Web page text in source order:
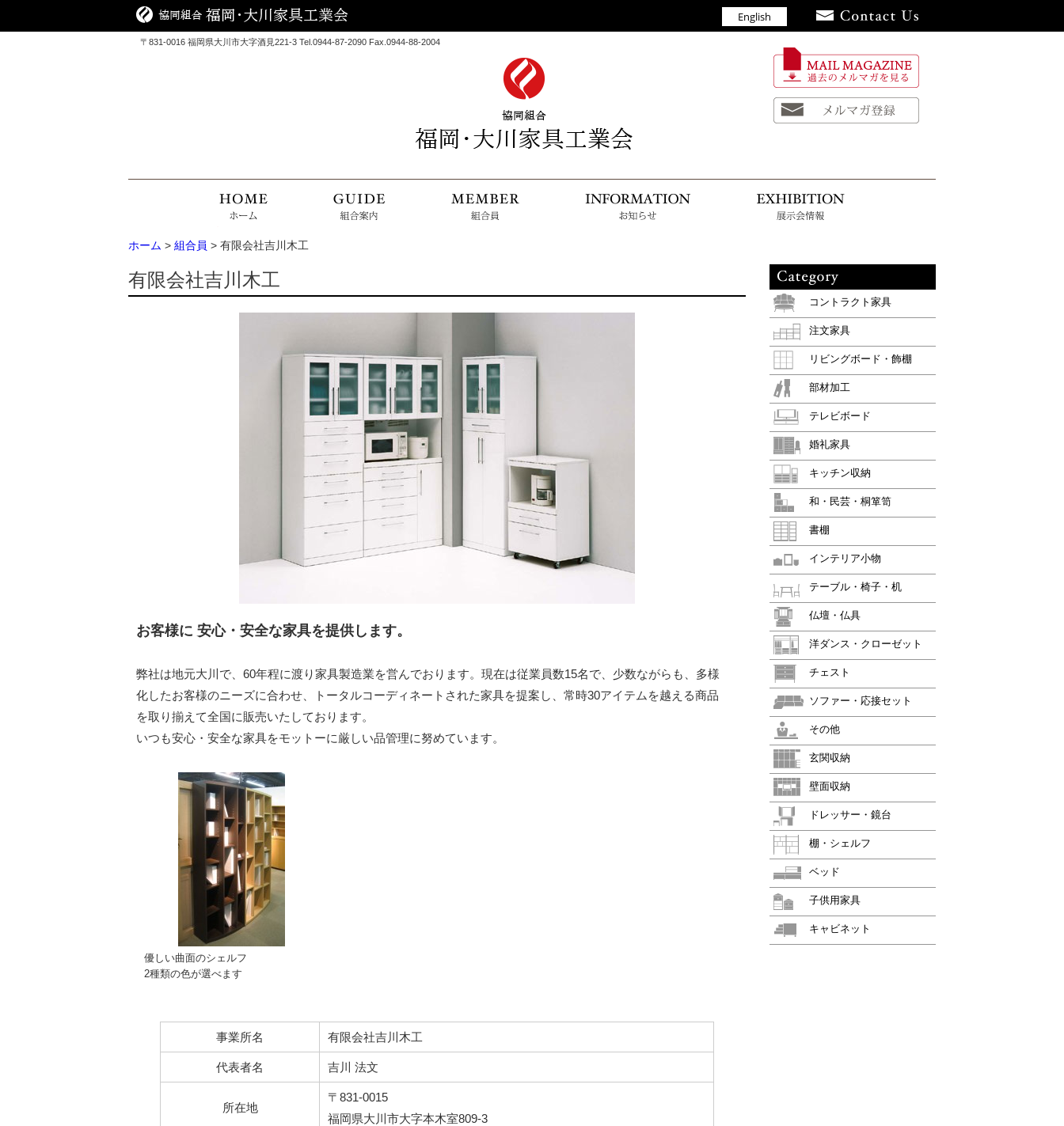
English
〒831-0016 福岡県大川市大字酒見221-3 Tel.0944-87-2090 Fax.0944-88-2004
組合員
ホーム > 組合員 > 有限会社吉川木工
有限会社吉川木工
お客様に 安心・安全な家具を提供します。
弊社は地元大川で、60年程に渡り家具製造業を営んでおります。現在は従業員数15名で、少数ながらも、多様
化したお客様のニーズに合わせ、トータルコーディネートされた家具を提案し、常時30アイテムを越える商品
を取り揃えて全国に販売いたしております。
いつも安心・安全な家具をモットーに厳しい品管理に努めています。
優しい曲面のシェルフ
2種類の色が選べます
事業所名 有限会社吉川木工
代表者名 吉川 法文
所在地
〒831-0015
福岡県大川市大字本木室809-3
コントラクト家具
注文家具
リビングボード・飾棚
部材加工
テレビボード
婚礼家具
キッチン収納
和・民芸・桐箪笥
書棚
インテリア小物
テーブル・椅子・机
仏壇・仏具
洋ダンス・クローゼット
チェスト
ソファー・応接セット
その他
玄関収納
壁面収納
ドレッサー・鏡台
棚・シェルフ
ベッド
子供用家具
キャビネット